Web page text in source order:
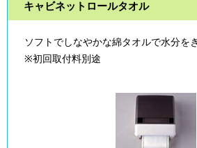
キャビネットロールタオル
ソフトでしなやかな綿タオルで水分を
※初回取付料別途